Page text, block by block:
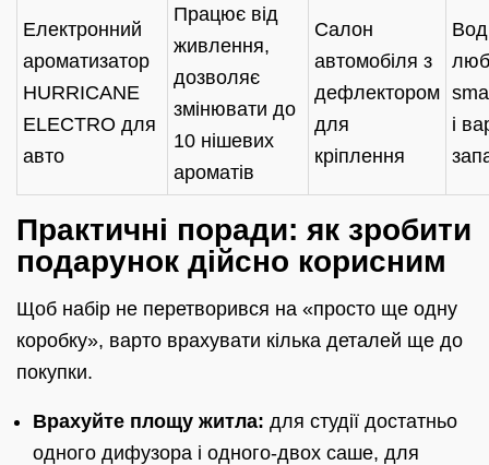
Електронний
ароматизатор
HURRICANE
ELECTRO для
авто
Працює від
живлення,
дозволяє
змінювати до
10 нішевих
ароматів
Салон
автомобіля з
дефлектором
для
кріплення
і
Практичні поради: як зробити
подарунок дійсно корисним
Щоб набір не перетворився на «просто ще одну
коробку», варто врахувати кілька деталей ще до
покупки.
Врахуйте площу житла: для студії достатньо
одного дифузора і одного-двох саше, для